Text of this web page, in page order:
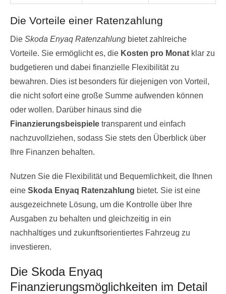
Die Vorteile einer Ratenzahlung
Die Skoda Enyaq Ratenzahlung bietet zahlreiche
Vorteile. Sie ermöglicht es, die Kosten pro Monat klar zu
budgetieren und dabei finanzielle Flexibilität zu
bewahren. Dies ist besonders für diejenigen von Vorteil,
die nicht sofort eine große Summe aufwenden können
oder wollen. Darüber hinaus sind die
Finanzierungsbeispiele transparent und einfach
nachzuvollziehen, sodass Sie stets den Überblick über
Ihre Finanzen behalten.
Nutzen Sie die Flexibilität und Bequemlichkeit, die Ihnen
eine Skoda Enyaq Ratenzahlung bietet. Sie ist eine
ausgezeichnete Lösung, um die Kontrolle über Ihre
Ausgaben zu behalten und gleichzeitig in ein
nachhaltiges und zukunftsorientiertes Fahrzeug zu
investieren.
Die Skoda Enyaq
Finanzierungsmöglichkeiten im Detail